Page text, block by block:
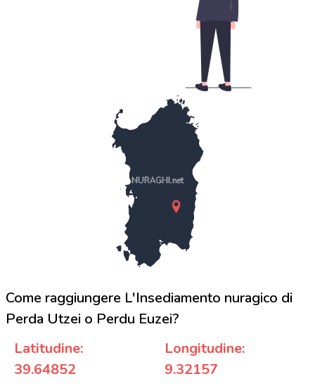
NURAGHI.net
Come raggiungere L'Insediamento nuragico di
Perda Utzei o Perdu Euzei?
Latitudine:
39.64852
Longitudine:
9.32157